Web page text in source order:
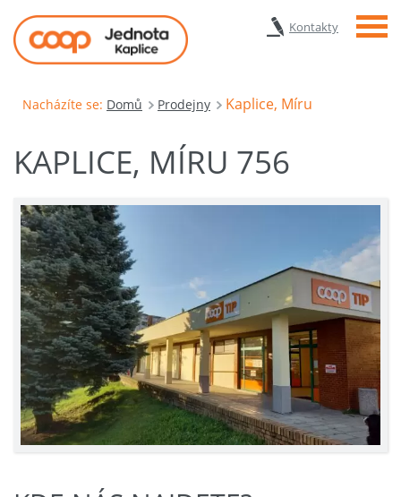
Kontakty Menu
Nacházíte se: Domů Prodejny Kaplice, Míru
KAPLICE, MÍRU 756